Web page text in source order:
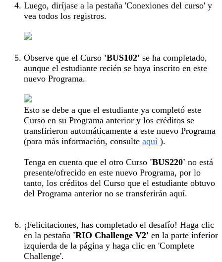
Luego, diríjase a la pestaña 'Conexiones del curso' y
vea todos los registros.
Observe que el Curso 'BUS102' se ha completado,
aunque el estudiante recién se haya inscrito en este
nuevo Programa.
Esto se debe a que el estudiante ya completó este
Curso en su Programa anterior y los créditos se
transfirieron automáticamente a este nuevo Programa
(para más información, consulte aquí ).
Tenga en cuenta que el otro Curso 'BUS220' no está
presente/ofrecido en este nuevo Programa, por lo
tanto, los créditos del Curso que el estudiante obtuvo
del Programa anterior no se transferirán aquí.
¡Felicitaciones, has completado el desafío! Haga clic
en la pestaña 'RIO Challenge V2' en la parte inferior
izquierda de la página y haga clic en 'Complete
Challenge'.